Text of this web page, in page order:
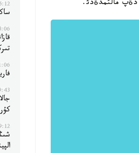
15:12, 08
13:06, 08
11:06, 08
09:43, 08
09:12, 08